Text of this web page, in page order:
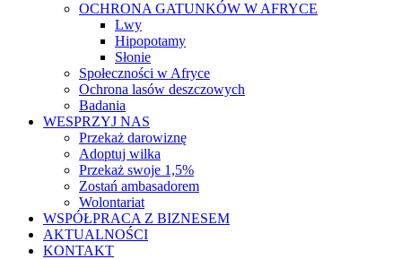
OCHRONA GATUNKÓW W AFRYCE
Lwy
Hipopotamy
Słonie
Społeczności w Afryce
Ochrona lasów deszczowych
Badania
WESPRZYJ NAS
Przekaż darowiznę
Adoptuj wilka
Przekaż swoje 1,5%
Zostań ambasadorem
Wolontariat
WSPÓŁPRACA Z BIZNESEM
AKTUALNOŚCI
KONTAKT